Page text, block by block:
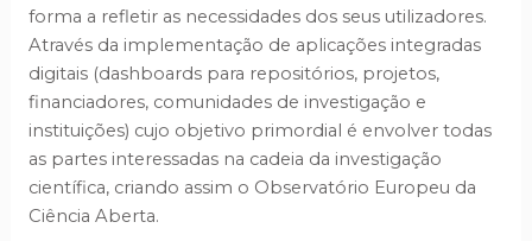
forma a refletir as necessidades dos seus utilizadores.
Através da implementação de aplicações integradas
digitais (dashboards para repositórios, projetos,
financiadores, comunidades de investigação e
instituições) cujo objetivo primordial é envolver todas
as partes interessadas na cadeia da investigação
científica, criando assim o Observatório Europeu da
Ciência Aberta.